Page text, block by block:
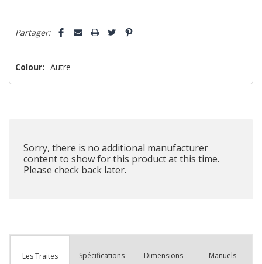
vous!
n’en
reste
Partager:
Colour: Autre
Sorry, there is no additional manufacturer
content to show for this product at this time.
Please check back later.
Les Traites Spécifications Dimensions Manuels